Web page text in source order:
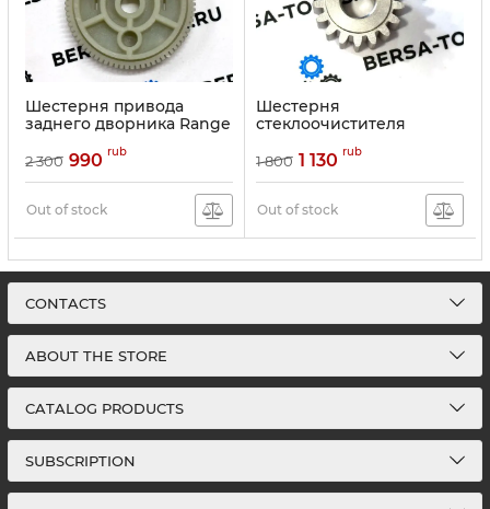
Шестерня привода
заднего дворника Range
2 300 990 rub
Out of stock
Шестерня
стеклоочистителя
Mercedes W140 W202
https://repairkit.com.ru/
shesternya-
1 800 1 130 rub
Out of stock
CONTACTS
ABOUT THE STORE
CATALOG PRODUCTS
SUBSCRIPTION